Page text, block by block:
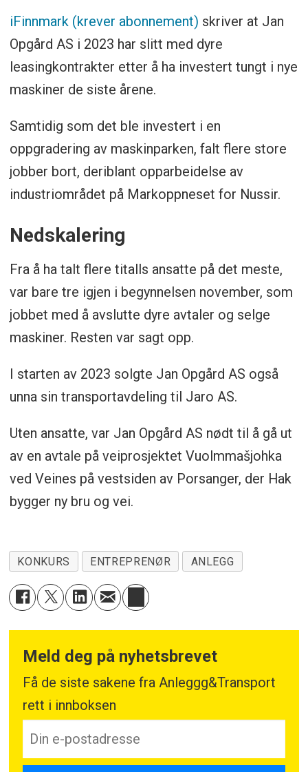
iFinnmark (krever abonnement) skriver at Jan
Opgård AS i 2023 har slitt med dyre
leasingkontrakter etter å ha investert tungt i nye
maskiner de siste årene.
Samtidig som det ble investert i en
oppgradering av maskinparken, falt flere store
jobber bort, deriblant opparbeidelse av
industriområdet på Markoppneset for Nussir.
Nedskalering
Fra å ha talt flere titalls ansatte på det meste,
var bare tre igjen i begynnelsen november, som
jobbet med å avslutte dyre avtaler og selge
maskiner. Resten var sagt opp.
I starten av 2023 solgte Jan Opgård AS også
unna sin transportavdeling til Jaro AS.
Uten ansatte, var Jan Opgård AS nødt til å gå ut
av en avtale på veiprosjektet Vuolmmašjohka
ved Veines på vestsiden av Porsanger, der Hak
bygger ny bru og vei.
KONKURS ENTREPRENØR ANLEGG
Meld deg på nyhetsbrevet
Få de siste sakene fra Anleggg&Transport
rett i innboksen